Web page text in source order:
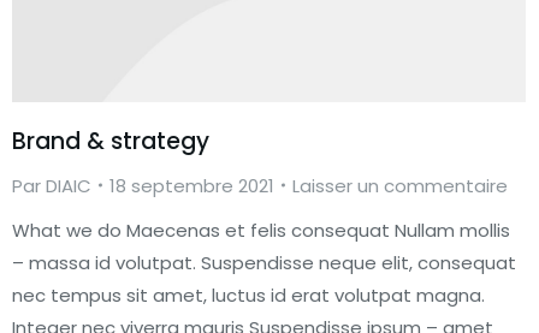
Brand & strategy
ParDIAIC 18 septembre 2021
Laisser un commentaire
What we do Maecenas et felis consequat Nullam mollis
– massa id volutpat. Suspendisse neque elit, consequat
nec tempus sit amet, luctus id erat volutpat magna.
Integer nec viverra mauris Suspendisse ipsum – amet